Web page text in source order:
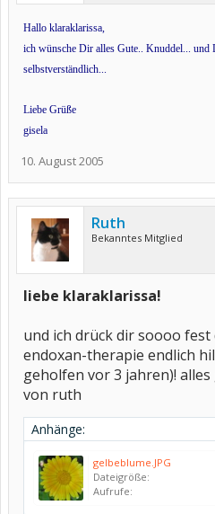
Hallo klaraklarissa,
ich wünsche Dir alles Gute.. Knuddel... und
selbstverständlich...
Liebe Grüße
gisela
10. August 2005
Ruth
Bekanntes Mitglied
liebe klaraklarissa!
und ich drück dir soooo fest
endoxan-therapie endlich
geholfen vor 3 jahren)!
von ruth
Anhänge:
gelbeblume.JPG
Dateigröße:
Aufrufe: